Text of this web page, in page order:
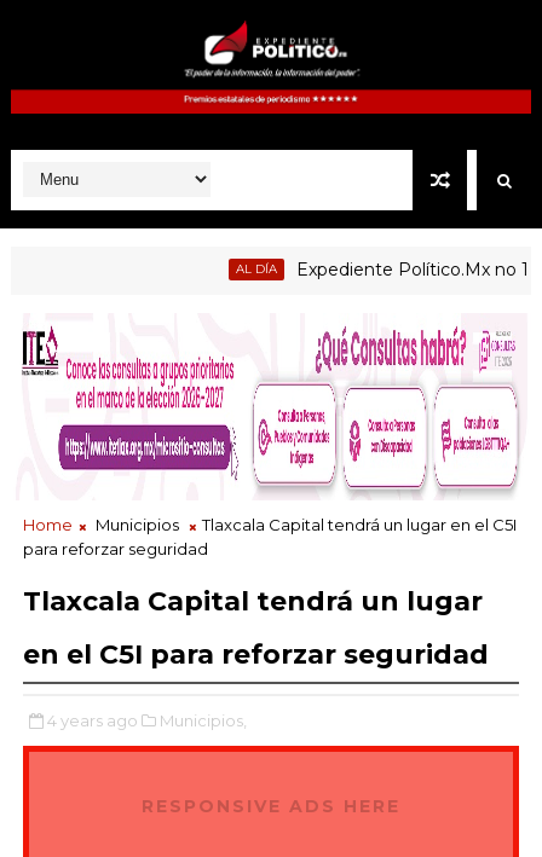
Expediente Político.Mx no 1126
Home Municipios
Tlaxcala Capital tendrá un lugar en el C5I
para reforzar seguridad
Tlaxcala Capital tendrá un lugar
en el C5I para reforzar seguridad
4 years ago Municipios,
RESPONSIVE ADS HERE